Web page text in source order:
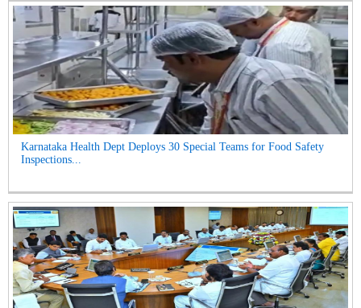
Karnataka Health Dept Deploys 30 Special Teams for Food Safety
Inspections...